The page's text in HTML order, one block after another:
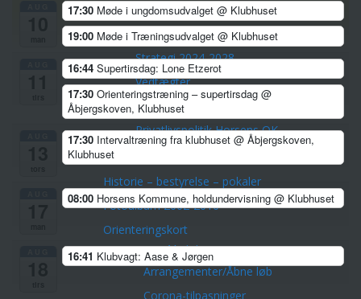
Formål, visioner, politikker
Formål
Strategi 2024-2028
Vedtægter
Træner- og uddannelsespolitik
Privatlivspolitik Horsens OK
Cookies politik
Historie – bestyrelse – pokaler
Fotoalbum 2002-2010
Orienteringskort
Aktiviteter
Arrangementer/Åbne løb
Corona-tilpasninger
17:30 Møde i ungdomsudvalget @ Klubhuset
19:00 Møde i Træningsudvalget @ Klubhuset
16:44 Supertirsdag: Lone Etzerot
17:30 Orienteringstræning – supertirsdag @
Åbjergskoven, Klubhuset
17:30 Intervaltræning fra klubhuset @ Åbjergskoven,
Klubhuset
08:00 Horsens Kommune, holdundervisning @ Klubhuset
16:41 Klubvagt: Aase & Jørgen